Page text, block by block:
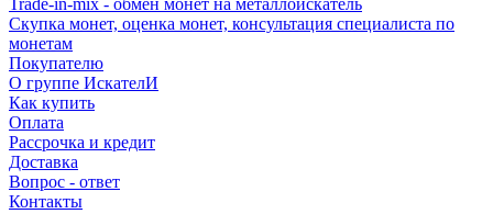
Trade-in-mix - обмен монет на металлоискатель
Скупка монет, оценка монет, консультация специалиста по
монетам
Покупателю
О группе ИскателИ
Как купить
Оплата
Рассрочка и кредит
Доставка
Вопрос - ответ
Контакты